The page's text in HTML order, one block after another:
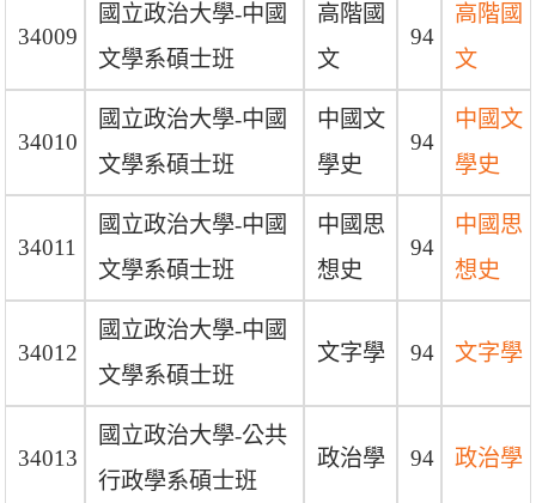
34009
國立政治大學-中國
文學系碩士班
高階國
文
94
高階國
文
34010
國立政治大學-中國
文學系碩士班
中國文
學史
94
中國文
學史
34011
國立政治大學-中國
文學系碩士班
中國思
想史
94
中國思
想史
34012
國立政治大學-中國
文學系碩士班
文字學 94 文字學
34013
國立政治大學-公共
行政學系碩士班
政治學 94 政治學